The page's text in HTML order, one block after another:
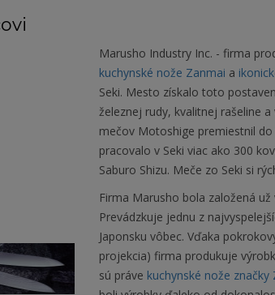
Marusho Industry Inc. - firma
kuchynské nože Zanmai a
Seki. Mesto získalo toto
železnej rudy, kvalitnej rašeline
mečov Motoshige premiestnil
pracovalo v Seki viac ako 300
Saburo Shizu. Meče zo Seki si
Firma Marusho bola založená
Prevádzkuje jednu z
Japonsku vôbec. Vďaka
projekcia) firma produkuje
sú práve kuchynské nože značky